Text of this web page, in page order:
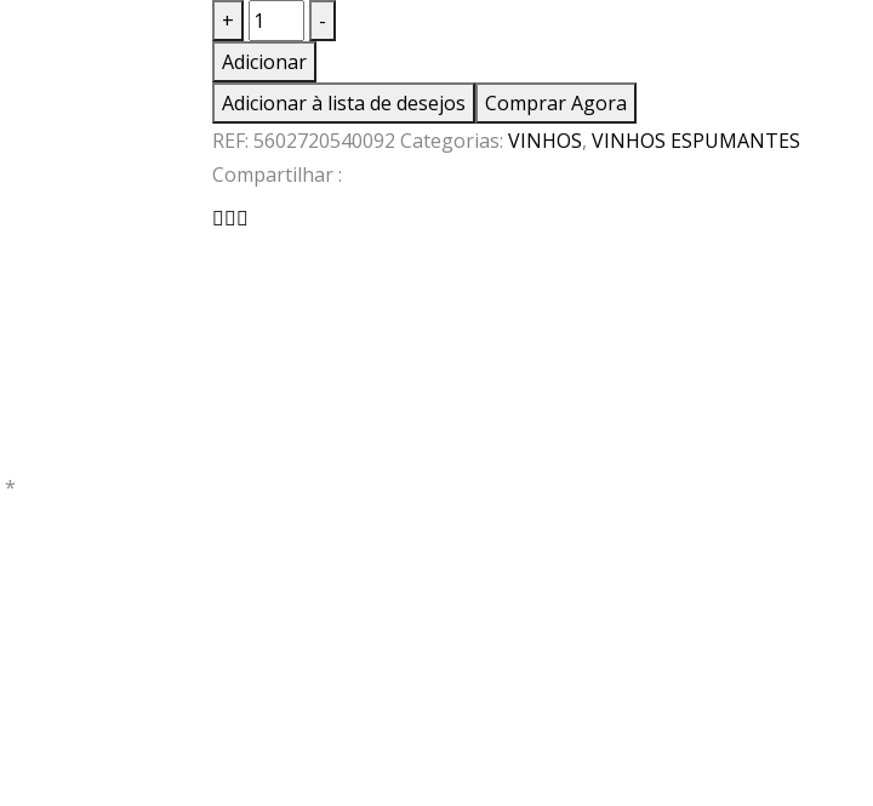
+
Quantidade
de
ESP.CARTUXA
COLHEITA
BRUTO
0,75
-
Adicionar
Adicionar à lista de desejos
Comprar Agora
REF: 5602720540092 Categorias: VINHOS, VINHOS ESPUMANTES
Compartilhar :
*